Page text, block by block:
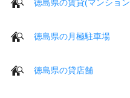
徳島県の賃貸(マンショ
徳島県の月極駐車場
徳島県の貸店舗